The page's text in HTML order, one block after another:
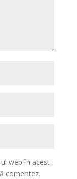
web în acest
comentez.